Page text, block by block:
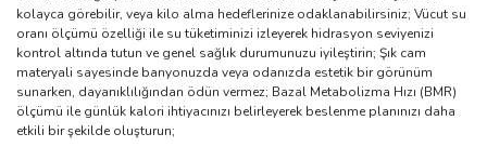
kolayca görebilir, veya kilo alma hedeflerinize odaklanabilirsiniz; Vücut su
oranı ölçümü özelliği ile su tüketiminizi izleyerek hidrasyon seviyenizi
kontrol altında tutun ve genel sağlık durumunuzu iyileştirin; Şık cam
materyali sayesinde banyonuzda veya odanızda estetik bir görünüm
sunarken, dayanıklılığından ödün vermez; Bazal Metabolizma Hızı (BMR)
ölçümü ile günlük kalori ihtiyacınızı belirleyerek beslenme planınızı daha
etkili bir şekilde oluşturun;